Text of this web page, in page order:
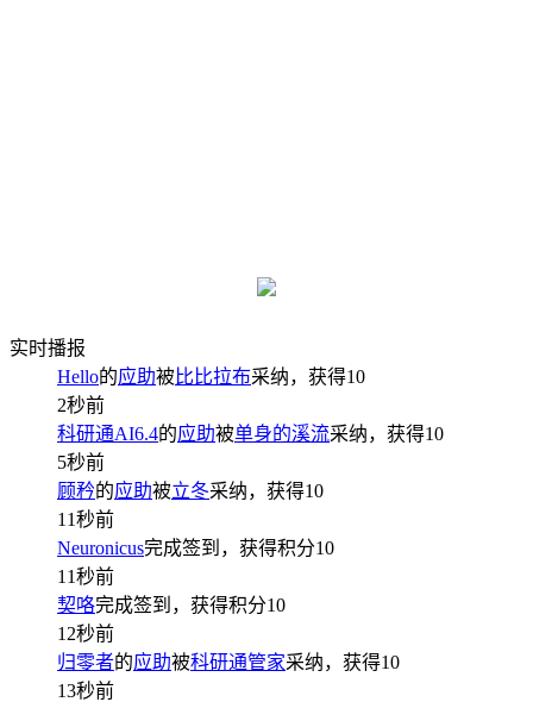
实时播报
Hello的应助被比比拉布采纳，获得10
2秒前
科研通AI6.4的应助被单身的溪流采纳，获得10
5秒前
顾矜的应助被立冬采纳，获得10
11秒前
Neuronicus完成签到，获得积分10
11秒前
契咯完成签到，获得积分10
12秒前
归零者的应助被科研通管家采纳，获得10
13秒前